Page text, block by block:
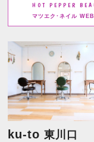
HOT PEPPER
マツエク･ネイル
ku-to東川口